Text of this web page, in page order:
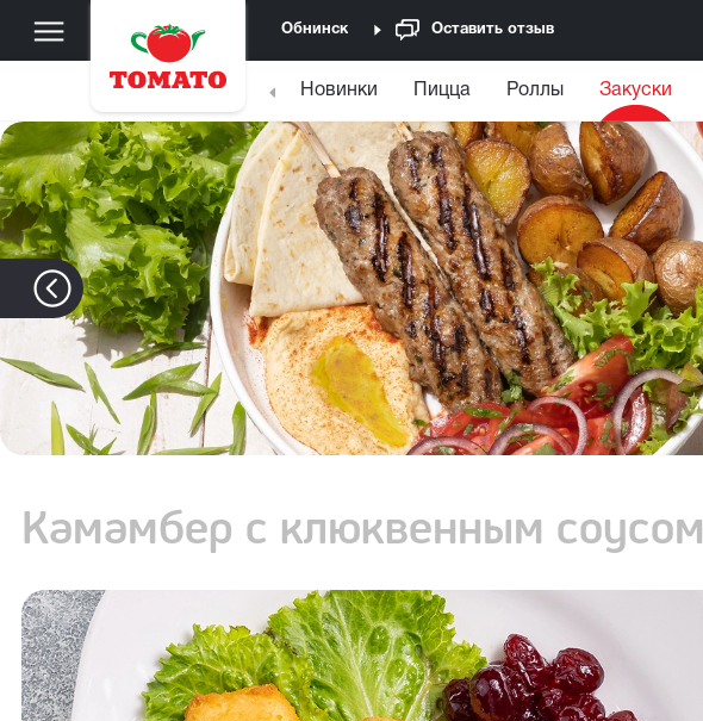
Обнинск Оставить отзыв
Новинки Пицца Роллы Закуски
Камамбер с клюквенным соусом